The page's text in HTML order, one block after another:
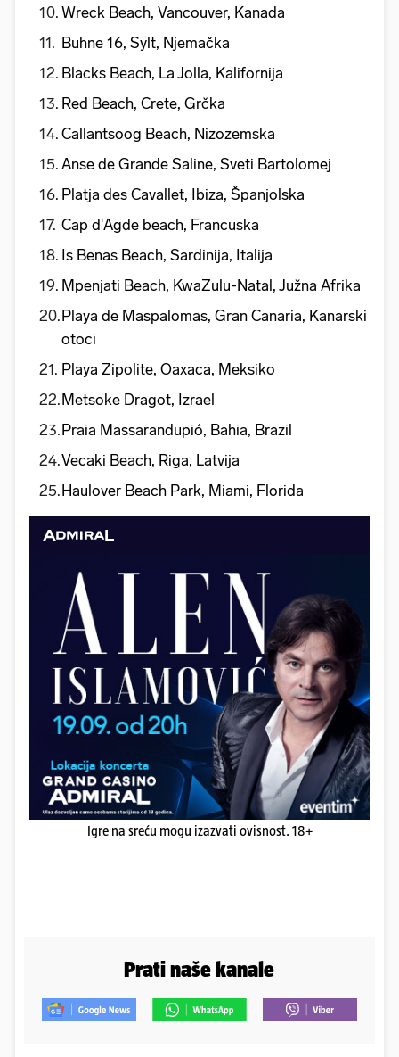
Wreck Beach, Vancouver, Kanada
Buhne 16, Sylt, Njemačka
Blacks Beach, La Jolla, Kalifornija
Red Beach, Crete, Grčka
Callantsoog Beach, Nizozemska
Anse de Grande Saline, Sveti Bartolomej
Platja des Cavallet, Ibiza, Španjolska
Cap d'Agde beach, Francuska
Is Benas Beach, Sardinija, Italija
Mpenjati Beach, KwaZulu-Natal, Južna Afrika
Playa de Maspalomas, Gran Canaria, Kanarski
otoci
Playa Zipolite, Oaxaca, Meksiko
Metsoke Dragot, Izrael
Praia Massarandupió, Bahia, Brazil
Vecaki Beach, Riga, Latvija
Haulover Beach Park, Miami, Florida
Igre na sreću mogu izazvati ovisnost. 18+
Prati naše kanale